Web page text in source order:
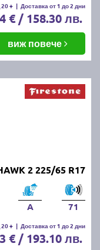
+ | Доставка от 1 до 2 дни
€ / 158.30 лв.
виж повече
2 225/65 R17
A 71
+ | Доставка от 1 до 2 дни
€ / 193.10 лв.